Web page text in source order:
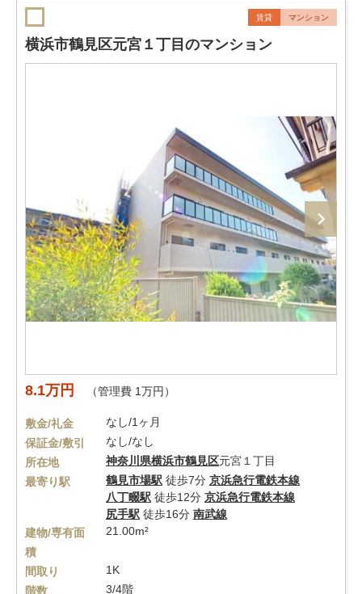
賃貸 マンション
横浜市鶴見区元宮１丁目のマンション
8.1万円 （管理費 1万円）
敷金/礼金
なし/1ヶ月
保証金/敷引
なし/なし
所在地
神奈川県横浜市鶴見区元宮１丁目
最寄り駅
鶴見市場駅 徒歩7分 京浜急行電鉄本線
八丁畷駅 徒歩12分 京浜急行電鉄本線
尻手駅 徒歩16分 南武線
建物/専有面
積
21.00m²
間取り
1K
階数
3/4階